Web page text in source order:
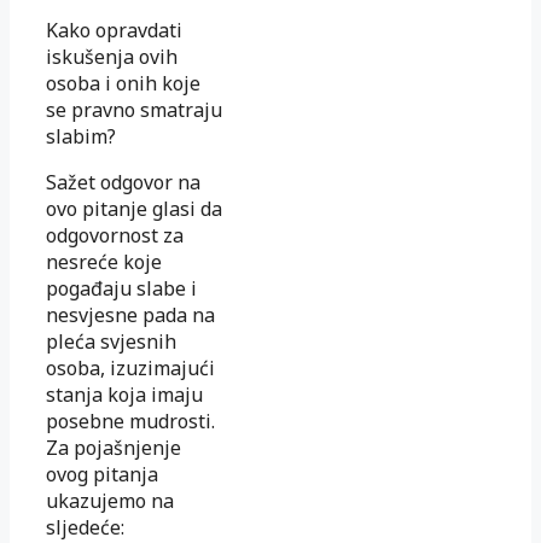
Kako opravdati
iskušenja ovih
osoba i onih koje
se pravno smatraju
slabim?
Sažet odgovor na
ovo pitanje glasi da
odgovornost za
nesreće koje
pogađaju slabe i
nesvjesne pada na
pleća svjesnih
osoba, izuzimajući
stanja koja imaju
posebne mudrosti.
Za pojašnjenje
ovog pitanja
ukazujemo na
sljedeće: